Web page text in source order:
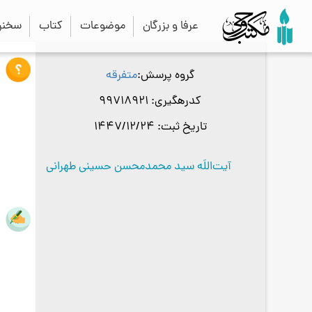
عرفا و بزرگان موضوعات کتاب
گروه پرسش متفرقه
کدرهگیری
تاریخ ثبت
آیت‌اللَه سید محمدمحسن حسینی طهرانی